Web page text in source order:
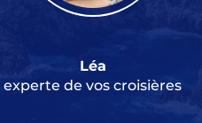
Léa
experte de vos croisières